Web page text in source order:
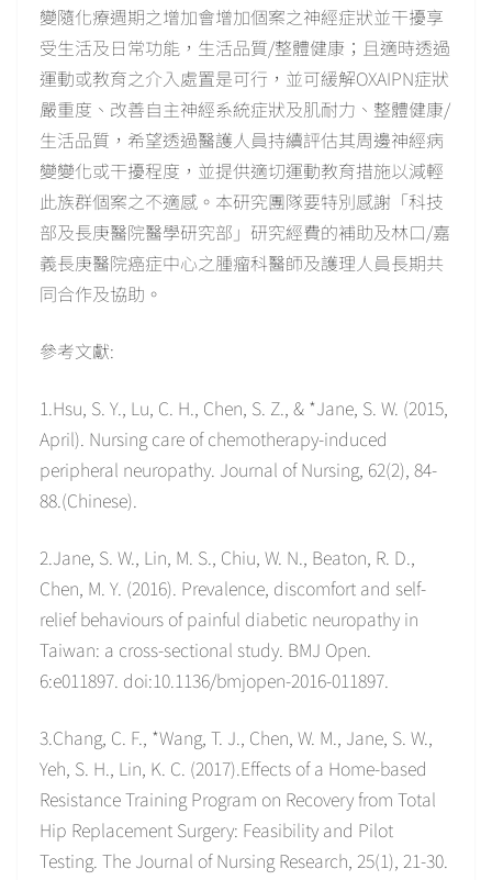
變隨化療週期之增加會增加個案之神經症狀並干擾享
受生活及日常功能，生活品質/整體健康；且適時透過
運動或教育之介入處置是可行，並可緩解OXAIPN症狀
嚴重度、改善自主神經系統症狀及肌耐力、整體健康/
生活品質，希望透過醫護人員持續評估其周邊神經病
變變化或干擾程度，並提供適切運動教育措施以減輕
此族群個案之不適感。本研究團隊要特別感謝「科技
部及長庚醫院醫學研究部」研究經費的補助及林口/嘉
義長庚醫院癌症中心之腫瘤科醫師及護理人員長期共
同合作及協助。
參考文獻:
1.Hsu, S. Y., Lu, C. H., Chen, S. Z., & *Jane, S. W. (2015,
April). Nursing care of chemotherapy-induced
peripheral neuropathy. Journal of Nursing, 62(2), 84-
88.(Chinese).
2.Jane, S. W., Lin, M. S., Chiu, W. N., Beaton, R. D.,
Chen, M. Y. (2016). Prevalence, discomfort and self-
relief behaviours of painful diabetic neuropathy in
Taiwan: a cross-sectional study. BMJ Open.
6:e011897. doi:10.1136/bmjopen-2016-011897.
3.Chang, C. F., *Wang, T. J., Chen, W. M., Jane, S. W.,
Yeh, S. H., Lin, K. C. (2017).Effects of a Home-based
Resistance Training Program on Recovery from Total
Hip Replacement Surgery: Feasibility and Pilot
Testing. The Journal of Nursing Research, 25(1), 21-30.